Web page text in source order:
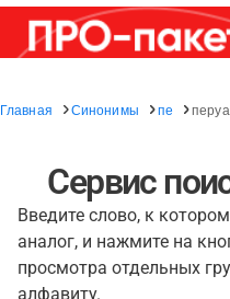
Главная Синонимы пе
Сервис
Введите слово, к
аналог, и нажмите на
просмотра отдельных
алфавиту.